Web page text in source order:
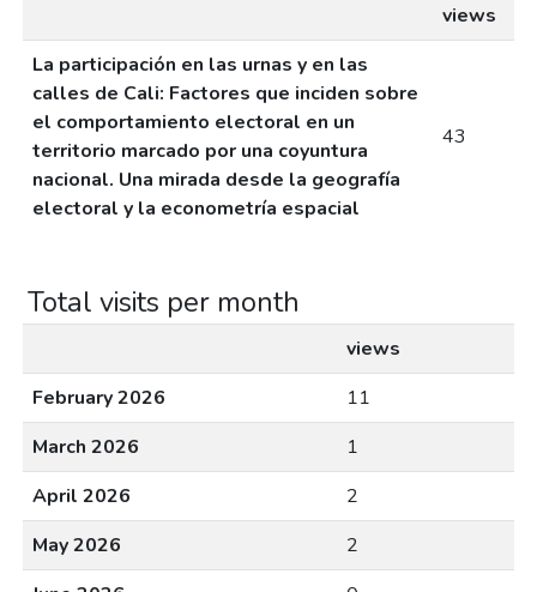
views
La participación en las urnas y en las
calles de Cali: Factores que inciden sobre
el comportamiento electoral en un
territorio marcado por una coyuntura
nacional. Una mirada desde la geografía
electoral y la econometría espacial
43
Total visits per month
views
February 2026
11
March 2026
1
April 2026
2
May 2026
2